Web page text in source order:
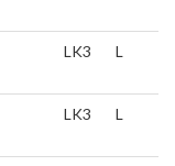
LK3 L
LK3 L